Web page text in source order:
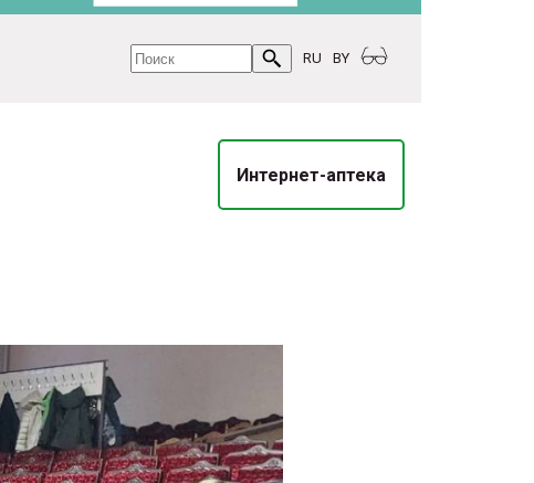
RU BY
Интернет-аптека